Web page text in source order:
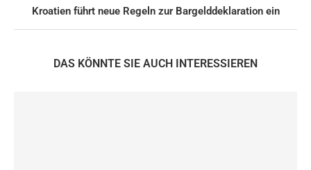
Kroatien führt neue Regeln zur Bargelddeklaration ein
DAS KÖNNTE SIE AUCH INTERESSIEREN